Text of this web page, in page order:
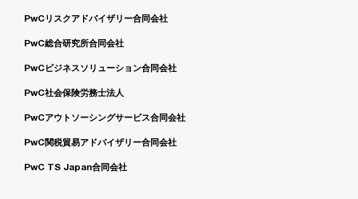
PwCリスクアドバイザリー合同会社
PwC総合研究所合同会社
PwCビジネスソリューション合同会社
PwC社会保険労務士法人
PwCアウトソーシングサービス合同会社
PwC関税貿易アドバイザリー合同会社
PwC TS Japan合同会社